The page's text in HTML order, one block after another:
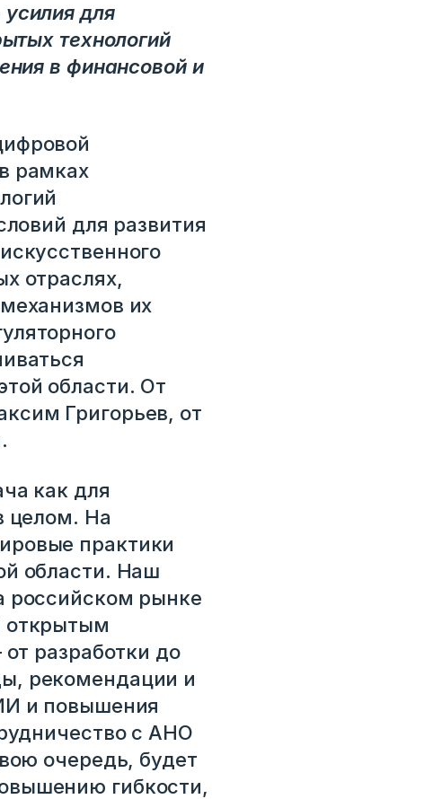
для
технологий
в финансовой и
рамках
для развития
отраслях,
их
области. От
Григорьев, от
как для
целом. На
практики
области. Наш
российском рынке
открытым
разработки до
рекомендации и
и повышения
с АНО
очередь, будет
гибкости,